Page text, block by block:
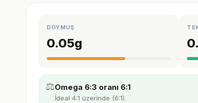
DOYMUŞ
0.05g
⚖️Omega 6:3 oranı 6:1
İdeal 4:1 üzerinde (6:1).